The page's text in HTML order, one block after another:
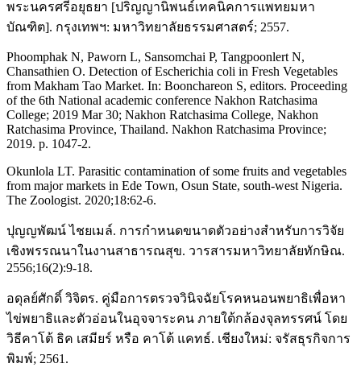
พระนครศรีอยุธยา [ปริญญานิพนธ์เทคนิคการแพทยมหา
บัณฑิต]. กรุงเทพฯ: มหาวิทยาลัยธรรมศาสตร์; 2557.
Phoomphak N, Paworn L, Sansomchai P, Tangpoonlert N,
Chansathien O. Detection of Escherichia coli in Fresh Vegetables
from Makham Tao Market. In: Boonchareon S, editors. Proceeding
of the 6th National academic conference Nakhon Ratchasima
College; 2019 Mar 30; Nakhon Ratchasima College, Nakhon
Ratchasima Province, Thailand. Nakhon Ratchasima Province;
2019. p. 1047-2.
Okunlola LT. Parasitic contamination of some fruits and vegetables
from major markets in Ede Town, Osun State, south-west Nigeria.
The Zoologist. 2020;18:62-6.
ปุญญพัฒน์ ไชยเมล์. การกำหนดขนาดตัวอย่างสำหรับการวิจัย
เชิงพรรณนาในงานสาธารณสุข. วารสารมหาวิทยาลัยทักษิณ.
2556;16(2):9-18.
อดุลย์ศักดิ์ วิจิตร. คู่มือการตรวจวินิจฉัยโรคหนอนพยาธิเพื่อหา
ไข่พยาธิและตัวอ่อนในอุจจาระคน ภายใต้กล้องจุลทรรศน์ โดย
วิธีคาโต้ ธิค เสมียร์ หรือ คาโต้ แคทธ์. เชียงใหม่: จรัสธุรกิจการ
พิมพ์; 2561.